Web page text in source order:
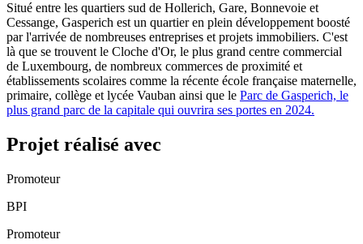
Situé entre les quartiers sud de Hollerich, Gare, Bonnevoie et
Cessange, Gasperich est un quartier en plein développement boosté
par l'arrivée de nombreuses entreprises et projets immobiliers. C'est
là que se trouvent le Cloche d'Or, le plus grand centre commercial
de Luxembourg, de nombreux commerces de proximité et
établissements scolaires comme la récente école française maternelle,
primaire, collège et lycée Vauban ainsi que le Parc de Gasperich, le
plus grand parc de la capitale qui ouvrira ses portes en 2024.
Projet réalisé avec
Promoteur
BPI
Promoteur